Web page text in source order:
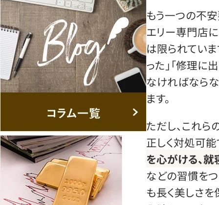
もう一つの不
エリー専門店
は限られていま
った」「修理に
なければなら
ます。
ただし、これ
正しく対処可能
を心がける、
などの習慣を
も長く美しさを